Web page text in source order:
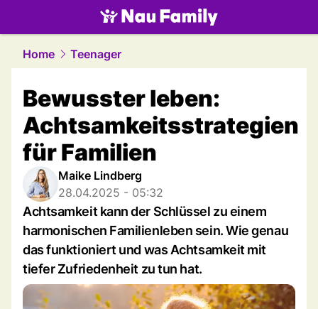
family.NAU.ch
Home Teenager
Bewusster leben:
Achtsamkeitsstrategien
für Familien
Maike Lindberg
28.04.2025 - 05:32
Achtsamkeit kann der Schlüssel zu einem
harmonischen Familienleben sein. Wie genau
das funktioniert und was Achtsamkeit mit
tiefer Zufriedenheit zu tun hat.